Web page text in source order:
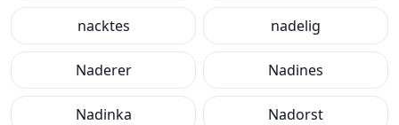
nacktes nadelig
Naderer Nadines
Nadinka Nadorst